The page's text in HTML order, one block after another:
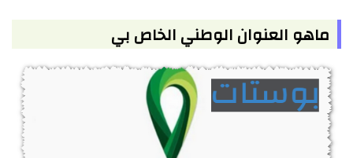
ماهو العنوان الوطني الخاص بي